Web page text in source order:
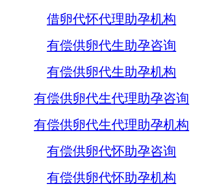
借卵代怀代理助孕机构
有偿供卵代生助孕咨询
有偿供卵代生助孕机构
有偿供卵代生代理助孕咨询
有偿供卵代生代理助孕机构
有偿供卵代怀助孕咨询
有偿供卵代怀助孕机构